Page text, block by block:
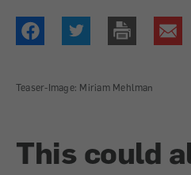
Teaser-Image: Miriam Mehlman
This could